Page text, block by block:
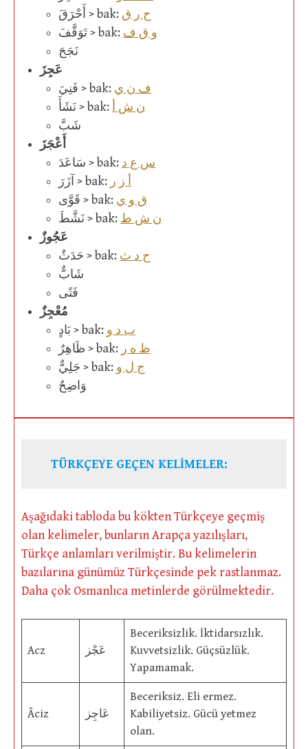
أَحْرَقَ > bak: ح ر ق
تَوَقَّفَ > bak: و ق ف
نَجَحَ
عَجِزَ
فَنِيَ > bak: ف ن ي
نَشَأَ > bak:
ن ش أ
شَبَّ
أَعْجَزَ
سَاعَدَ > bak: س ع د
آزَرَ > bak: أ ز ر
قَوَّى > bak: ق و ي
نَشَّطَ > bak: ن ش ط
عَجُوزٌ
حَدَثٌ > bak: ح د ث
شَابٌّ
فَتًى
مُعْجِزٌ
بَادٍ > bak: ب د و
ظَاهِرٌ > bak: ظ ه ر
جَلِيٌّ > bak: ج ل و
وَاضِحٌ
TÜRKÇEYE GEÇEN KELİMELER:
Aşağıdaki tabloda bu kökten Türkçeye geçmiş
olan kelimeler, bunların Arapça yazılışları,
Türkçe anlamları verilmiştir. Bu kelimelerin
bazılarına günümüz Türkçesinde pek rastlanmaz.
Daha çok Osmanlıca metinlerde görülmektedir.
Acz عَجْز
Beceriksizlik. İktidarsızlık.
Kuvvetsizlik. Güçsüzlük.
Yapamamak.
Âciz عَاجِز
Beceriksiz. Eli ermez.
Kabiliyetsiz. Gücü yetmez
olan.